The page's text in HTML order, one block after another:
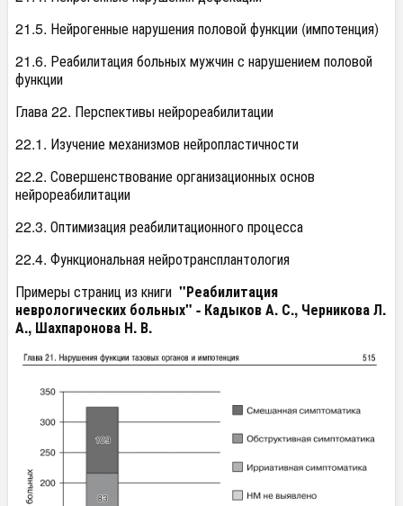
21.5. Нейрогенные нарушения половой функции (импотенция)
21.6. Реабилитация больных мужчин с нарушением половой
функции
Глава 22. Перспективы нейрореабилитации
22.1. Изучение механизмов нейропластичности
22.2. Совершенствование организационных основ
нейрореабилитации
22.3. Оптимизация реабилитационного процесса
22.4. Функциональная нейротрансплантология
Примеры страниц из книги "Реабилитация
неврологических больных" - Кадыков А. С., Черникова Л.
А., Шахпаронова Н. В.